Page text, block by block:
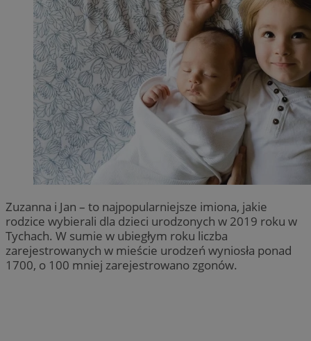
Zuzanna i Jan – to najpopularniejsze imiona, jakie
rodzice wybierali dla dzieci urodzonych w 2019 roku w
Tychach. W sumie w ubiegłym roku liczba
zarejestrowanych w mieście urodzeń wyniosła ponad
1700, o 100 mniej zarejestrowano zgonów.